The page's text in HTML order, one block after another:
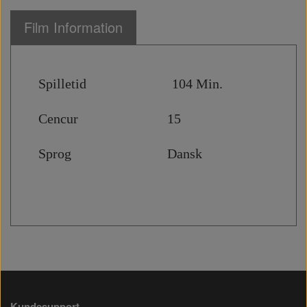
Film Information
Spilletid 104 Min.
Cencur 15
Sprog Dansk